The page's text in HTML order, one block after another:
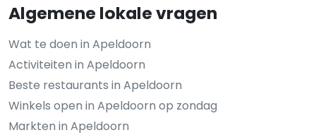
Algemene lokale vragen
Wat te doen in Apeldoorn
Activiteiten in Apeldoorn
Beste restaurants in Apeldoorn
Winkels open in Apeldoorn op zondag
Markten in Apeldoorn